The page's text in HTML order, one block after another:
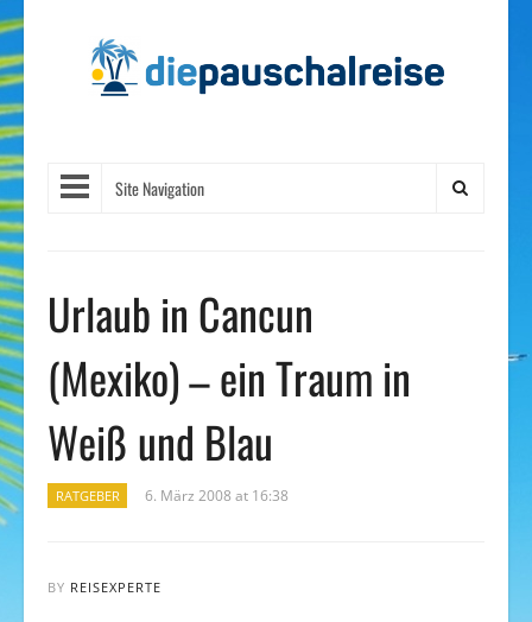
Site Navigation
Urlaub in Cancun
(Mexiko) – ein Traum in
Weiß und Blau
RATGEBER 6. März 2008 at 16:38
BY REISEXPERTE